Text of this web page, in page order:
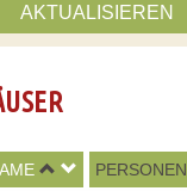
AKTUALISIEREN
PERSONEN